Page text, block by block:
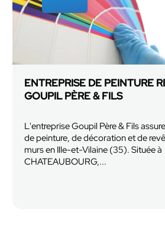
RAVALEMENT DE
- PACÉ - VITRÉ
L'entreprise Goupil Père et Fils
faire de qualité pour tout vos
dans les environ de Saint